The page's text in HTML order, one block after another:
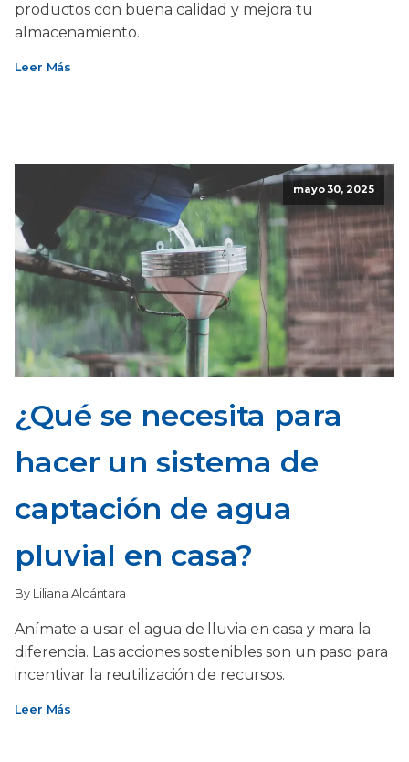
productos con buena calidad y mejora tu
almacenamiento.
Leer Más
mayo 30, 2025
¿Qué se necesita para
hacer un sistema de
captación de agua
pluvial en casa?
By Liliana Alcántara
Anímate a usar el agua de lluvia en casa y mara la
diferencia. Las acciones sostenibles son un paso para
incentivar la reutilización de recursos.
Leer Más